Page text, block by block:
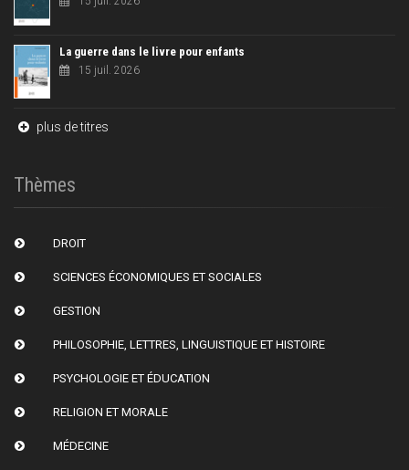
La guerre dans le livre pour enfants
15 juil. 2026
plus de titres
Thèmes
DROIT
SCIENCES ÉCONOMIQUES ET SOCIALES
GESTION
PHILOSOPHIE, LETTRES, LINGUISTIQUE ET HISTOIRE
PSYCHOLOGIE ET ÉDUCATION
RELIGION ET MORALE
MÉDECINE